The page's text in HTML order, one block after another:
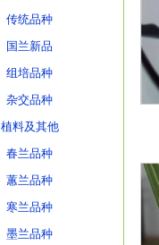
传统品种
国兰新品
组培品种
杂交品种
植料及其他
春兰品种
蕙兰品种
寒兰品种
墨兰品种